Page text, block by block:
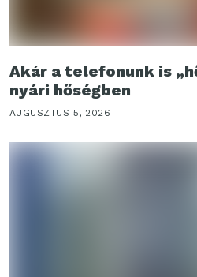
Akár a telefonunk is
nyári hőségben
AUGUSZTUS 5, 2026